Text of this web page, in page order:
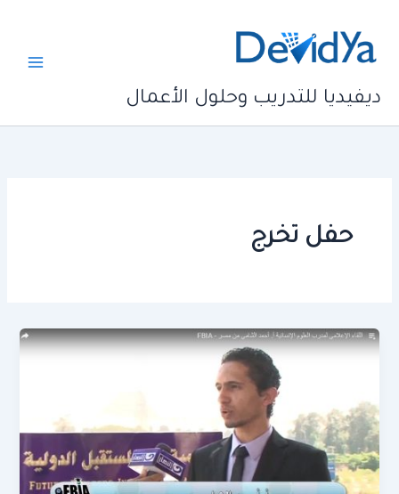
المحتوى
ديفيديا للتدريب وحلول الأعمال
حفل تخرج